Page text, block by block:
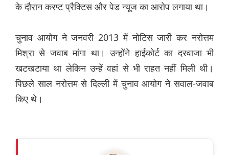
के दौरान करप्ट प्रैक्टिस और पेड न्यूज का आरोप लगाया था।
चुनाव आयोग ने जनवरी 2013 में नोटिस जारी कर नरोत्तम
मिश्रा से जवाब मांगा था। उन्होंने हाईकोर्ट का दरवाजा भी
खटखटाया था लेकिन उन्हें वहां से भी राहत नहीं मिली थी।
पिछले साल नरोत्तम से दिल्ली में चुनाव आयोग ने सवाल-जवाब
किए थे।